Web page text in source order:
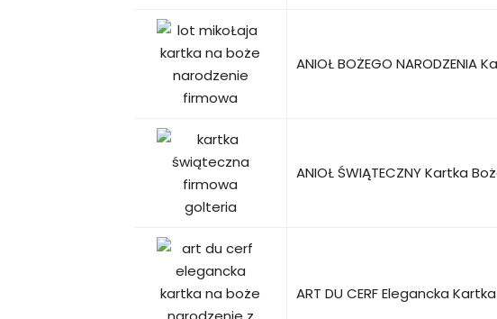
ANIOŁ BOŻEGO NARODZENIA
ANIOŁ ŚWIĄTECZNY Kartka
ART DU CERF Elegancka